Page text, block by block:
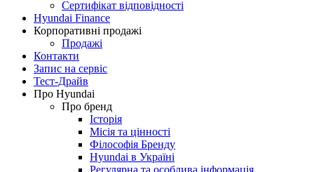
Сертифікат відповідності
Hyundai Finance
Корпоративні продажі
Продажі
Контакти
Запис на сервіс
Тест-Драйв
Про Hyundai
Про бренд
Історія
Місія та цінності
Філософія Бренду
Hyundai в Україні
Регулярна та особлива інформація